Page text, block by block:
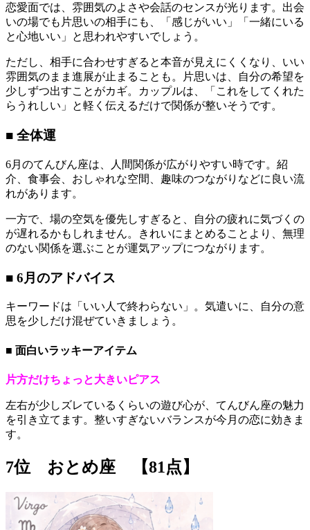
恋愛面では、雰囲気のよさや会話のセンスが光ります。出会
いの場でも片思いの相手にも、「感じがいい」「一緒にいる
と心地いい」と思われやすいでしょう。
ただし、相手に合わせすぎると本音が見えにくくなり、いい
雰囲気のまま進展が止まることも。片思いは、自分の希望を
少しずつ出すことがカギ。カップルは、「これをしてくれた
らうれしい」と軽く伝えるだけで関係が整いそうです。
■ 全体運
6月のてんびん座は、人間関係が広がりやすい時です。紹
介、食事会、おしゃれな空間、趣味のつながりなどに良い流
れがあります。
一方で、場の空気を優先しすぎると、自分の疲れに気づくの
が遅れるかもしれません。きれいにまとめることより、無理
のない関係を選ぶことが運気アップにつながります。
■ 6月のアドバイス
キーワードは「いい人で終わらない」。気遣いに、自分の意
思を少しだけ混ぜていきましょう。
■ 面白いラッキーアイテム
片方だけちょっと大きいピアス
左右が少しズレているくらいの遊び心が、てんびん座の魅力
を引き立てます。整いすぎないバランスが今月の恋に効きま
す。
7位 おとめ座 【81点】